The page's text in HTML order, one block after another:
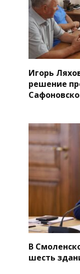
Игорь
решение
В
шесть